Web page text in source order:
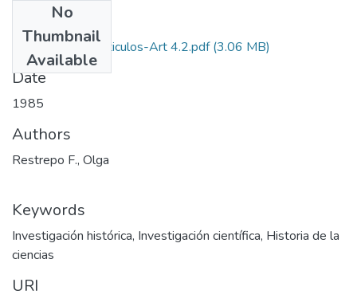
No
Thumbnail
Available
1985-V3-N4-Articulos-Art 4.2.pdf(3.06 MB)
Date
1985
Authors
Restrepo F., Olga
Keywords
Investigación histórica, Investigación científica, Historia de la
ciencias
URI